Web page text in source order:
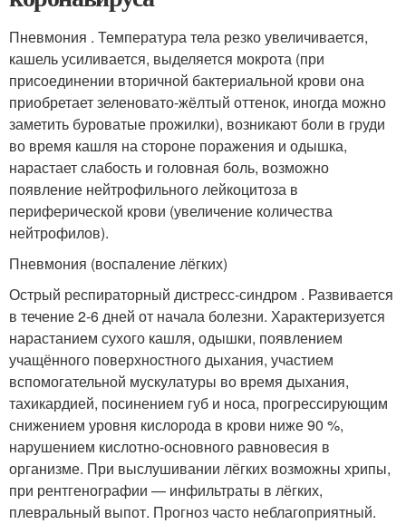
Пневмония . Температура тела резко увеличивается,
кашель усиливается, выделяется мокрота (при
присоединении вторичной бактериальной крови она
приобретает зеленовато-жёлтый оттенок, иногда можно
заметить буроватые прожилки), возникают боли в груди
во время кашля на стороне поражения и одышка,
нарастает слабость и головная боль, возможно
появление нейтрофильного лейкоцитоза в
периферической крови (увеличение количества
нейтрофилов).
Пневмония (воспаление лёгких)
Острый респираторный дистресс-синдром . Развивается
в течение 2-6 дней от начала болезни. Характеризуется
нарастанием сухого кашля, одышки, появлением
учащённого поверхностного дыхания, участием
вспомогательной мускулатуры во время дыхания,
тахикардией, посинением губ и носа, прогрессирующим
снижением уровня кислорода в крови ниже 90 %,
нарушением кислотно-основного равновесия в
организме. При выслушивании лёгких возможны хрипы,
при рентгенографии — инфильтраты в лёгких,
плевральный выпот. Прогноз часто неблагоприятный.